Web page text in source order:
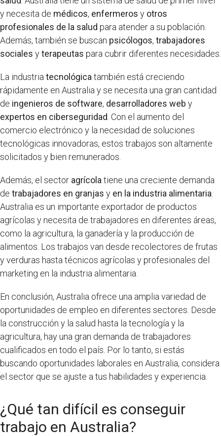
y necesita de médicos, enfermeros y otros
profesionales de la salud para atender a su población.
Además, también se buscan psicólogos, trabajadores
sociales yterapeutas para cubrir diferentes necesidades.
La industria tecnológica también está creciendo
rápidamente en Australia y se necesita una gran cantidad
de ingenieros de software, desarrolladores web y
expertos en ciberseguridad . Con el aumento del
comercio electrónico y la necesidad de soluciones
tecnológicas innovadoras, estos trabajos son altamente
solicitados y bien remunerados.
Además, el sector agrícola tiene una creciente demanda
de trabajadores en granjas y en la industria alimentaria
Australia es un importante exportador de productos
agrícolas y necesita de trabajadores en diferentes áreas,
como la agricultura, la ganadería y la producción de
alimentos. Los trabajos van desde recolectores de frutas
y verduras hasta técnicos agrícolas y profesionales del
marketing en la industria alimentaria.
En conclusión, Australia ofrece una amplia variedad de
oportunidades de empleo en diferentes sectores. Desde
la construcción y la salud hasta la tecnología y la
agricultura, hay una gran demanda de trabajadores
cualificados en todo el país. Por lo tanto, si estás
buscando oportunidades laborales en Australia, considera
el sector que se ajuste a tus habilidades y experiencia.
¿Qué tan difícil es conseguir
trabajo en Australia?